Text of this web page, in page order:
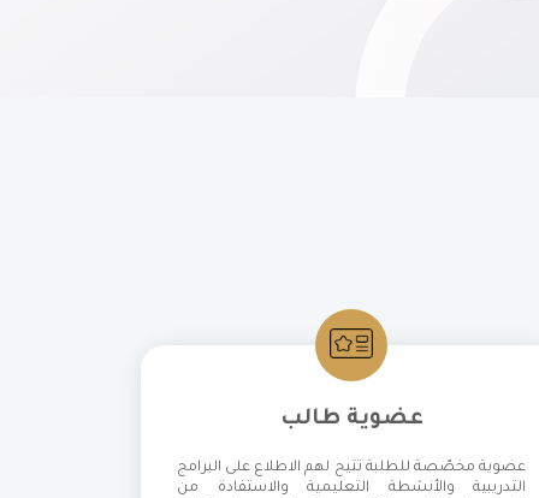
عضوية طالب
عضوية مخصّصة للطلبة تتيح لهم الاطلاع على البرامج
التدريبية والأنشطة التعليمية والاستفادة من